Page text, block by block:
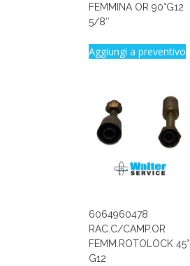
FEMMINA OR 90°G12
5/8″
Aggiungi a preventivo
6064960478
RAC.C/CAMP.OR
FEMM.ROTOLOCK 45°
G12